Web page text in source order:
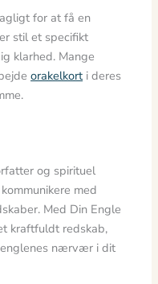
for at få en
stil et specifikt
klarhed. Mange
orakelkort i deres
og spirituel
med
Med Din Engle
kraftfuldt redskab,
nærvær i dit